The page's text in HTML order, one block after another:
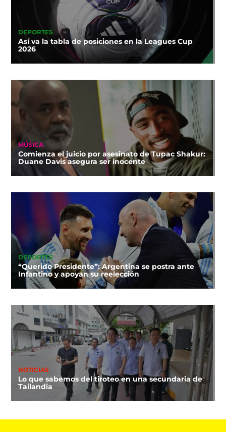
DEPORTES
Así va la tabla de posiciones en la Leagues Cup
2026
MÚSICA
Comienza el juicio por asesinato de Tupac Shakur:
Duane Davis asegura ser inocente
DEPORTES
“Querido Presidente”: Argentina se postra ante
Infantino y apoyan su reelección
NOTICIAS
Lo que sabemos del tiroteo en una secundaria de
Tailandia